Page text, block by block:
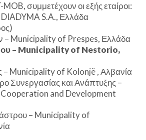
συμμετέχουν οι εξής εταίροι:
S.A., Ελλάδα
Municipality of Prespes, Ελλάδα
– Municipality of Nestorio,
– Municipality of Kolonjë , Αλβανία
Συνεργασίας και Ανάπτυξης –
and Development
– Municipality of